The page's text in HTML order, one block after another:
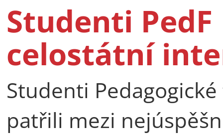
Studenti
celostátní
Studenti
patřili mezi